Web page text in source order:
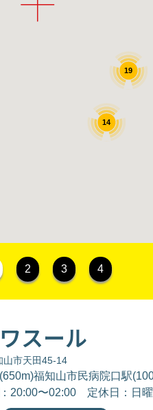
19
14
2 3 4
スール
山市天田45-14
福知山市民病院口駅
20:00〜02:00
定休日：日曜